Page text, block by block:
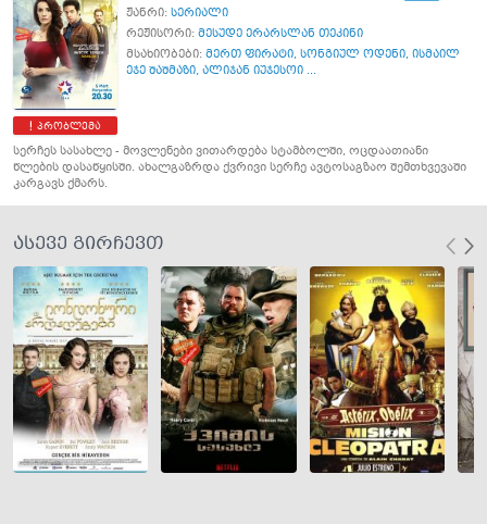
პრობლემა
ჟანრი: სერიალი
რეჟისორი: მესუდე ერარსლან თეკინი
მსახიობები: მერთ ფირატი, სონგიულ ოდენი, ისმაილ
ეჯე შაშმაზი, ალიჯან იუჯესოი ...
სერჩეს სასახლე - მოვლენები ვითარდება სტამბოლში, ოცდაათიანი
წლების დასაწყისში. ახალგაზრდა ქვრივი სერჩე ავტოსაგზაო შემთხვევაში
კარგავს ქმარს.
ასევე გირჩევთ